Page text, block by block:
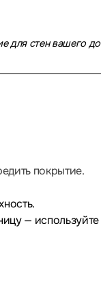
для стен вашего
покрытие.
—